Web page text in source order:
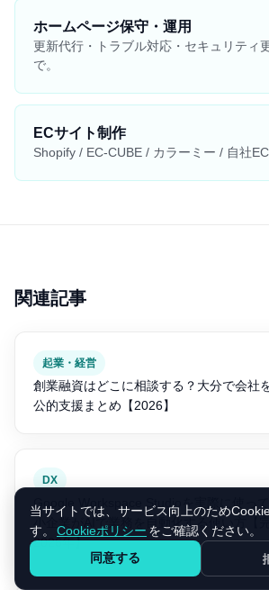
ホームページ保守・運用
更新代行・トラブル対応・セキュリティ
で。
ECサイト制作
Shopify / EC-CUBE / カラーミー / 自社EC
関連記事
起業・経営
創業融資はどこに相談する？大分で会社
公的支援まとめ【2026】
DX
Google Workspace Studioを実際に使っ
小企業がAIで業務を自動化する使い方【
2026年】
当サイトでは、サービス向上のため
す。
Cookieポリシー をご確認ください。
同意する